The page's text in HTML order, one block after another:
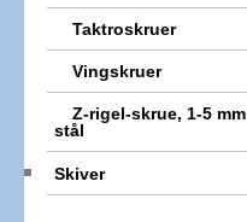
Taktroskruer
Vingskruer
Z-rigel-skrue, 1-5 mm
stål
Skiver